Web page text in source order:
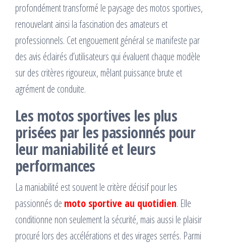
profondément transformé le paysage des motos sportives,
renouvelant ainsi la fascination des amateurs et
professionnels. Cet engouement général se manifeste par
des avis éclairés d’utilisateurs qui évaluent chaque modèle
sur des critères rigoureux, mêlant puissance brute et
agrément de conduite.
Les motos sportives les plus
prisées par les passionnés pour
leur maniabilité et leurs
performances
La maniabilité est souvent le critère décisif pour les
passionnés de moto sportive au quotidien. Elle
conditionne non seulement la sécurité, mais aussi le plaisir
procuré lors des accélérations et des virages serrés. Parmi